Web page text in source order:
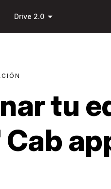
contenido
Drive 2.0arrow_drop_down
tu